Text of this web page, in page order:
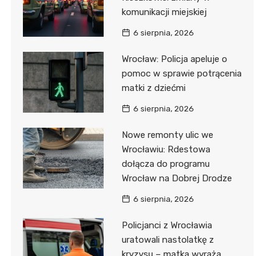
komunikacji miejskiej
6 sierpnia, 2026
Wrocław: Policja apeluje o
pomoc w sprawie potrącenia
matki z dziećmi
6 sierpnia, 2026
Nowe remonty ulic we
Wrocławiu: Rdestowa
dołącza do programu
Wrocław na Dobrej Drodze
6 sierpnia, 2026
Policjanci z Wrocławia
uratowali nastolatkę z